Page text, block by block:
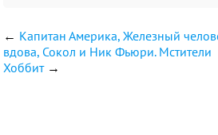
← Капитан Америка, Железный
вдова, Сокол и Ник Фьюри. Мстители
Хоббит→